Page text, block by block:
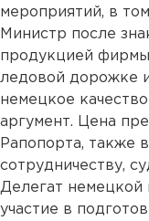
мероприятий, в
Министр после
продукцией
ледовой дорожке
немецкое
аргумент. Цена
Рапопорта, также
сотрудничеству,
Делегат немецкой
участие в